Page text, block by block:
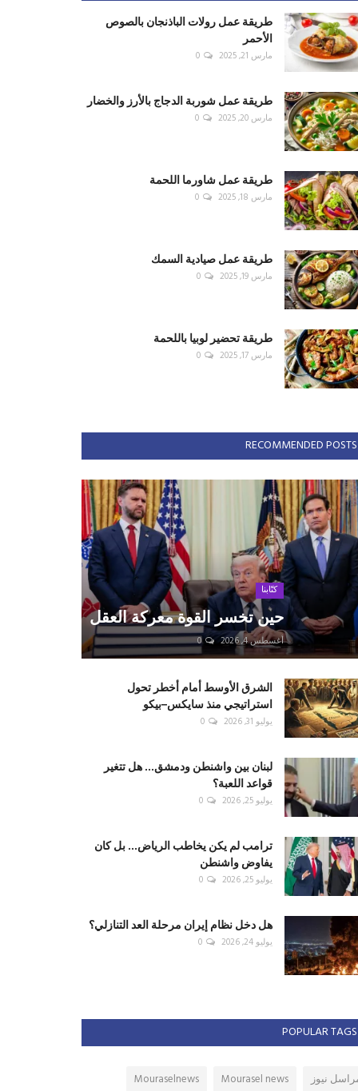
طريقة عمل رولات الباذنجان بالصوص
الأحمر
مارس 21, 2025 0
طريقة عمل شوربة الدجاج بالأرز والخضار
مارس 20, 2025 0
طريقة عمل شاورما اللحمة
مارس 18, 2025 0
طريقة عمل صيادية السمك
مارس 19, 2025 0
طريقة تحضير لوبيا باللحمة
مارس 17, 2025 0
RECOMMENDED POSTS
كتّابنا
حين تخسر القوة معركة العقل
أغسطس 4, 2026 0
الشرق الأوسط أمام أخطر تحول
استراتيجي منذ سايكس–بيكو
يوليو 31, 2026 0
لبنان بين واشنطن ودمشق... هل تتغير
قواعد اللعبة؟
يوليو 25, 2026 0
ترامب لم يكن يخاطب الرياض... بل كان
يفاوض واشنطن
يوليو 25, 2026 0
هل دخل نظام إيران مرحلة العد التنازلي؟
يوليو 24, 2026 0
POPULAR TAGS
نيوز Mourasel news
Mouraselnews